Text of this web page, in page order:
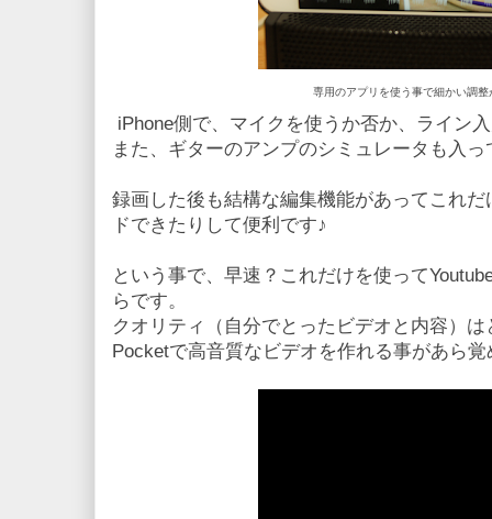
専用のアプリを使う事で細かい調整
iPhone側で、マイクを使うか否か、ライン
また、ギターのアンプのシミュレータも入っ
録画した後も結構な編集機能があってこれ
ドできたりして便利です♪
という事で、早速？これだけを使って
らです。
クオリティ（自分でとったビデオと内容）
Pocketで高音質なビデオを作れる事があら